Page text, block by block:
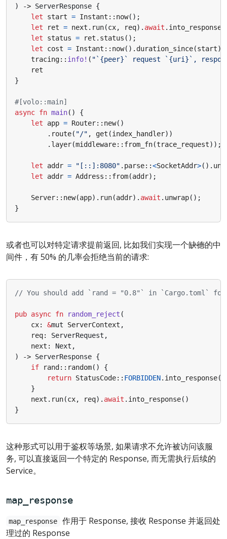
) -> ServerResponse {
let
start = Instant :: now();
let
ret = next . run(cx, req). await . into_response
let
status = ret . status ();
let
cost = Instant :: now(). duration_since(start);
tracing:: info! ( "`{peer}` request `{uri}`,
ret
}
#[volo::main]
async fn main()
{
let
app = Router:: new()
. route( "/" , get (index_handler))
. layer(middleware:: from_fn(trace_request));
let addr = "[::]:8080" . parse::<SocketAddr>().
let
addr = Address :: from(addr);
Server:: new(app). run(addr). await . unwrap();
}
或者也可以对特定请求提前返回, 比如我们实现一个缺德的中
间件，有 50% 的几率会拒绝当前的请求:
pub async fn random_reject (
cx: &mut ServerContext ,
req: ServerRequest ,
next : Next ,
)
-> ServerResponse {
if
rand :: random()
{
return StatusCode:: FORBIDDEN. into_response
}
next . run(cx, req). await . into_response()
}
这种形式可以用于鉴权等场景, 如果请求不允许被访问该服
务, 可以直接返回一个特定的 Response, 而无需执行后续的
Service。
map_response
map_response
作用于 Response, 接收 Response 并返回处
理过的 Response